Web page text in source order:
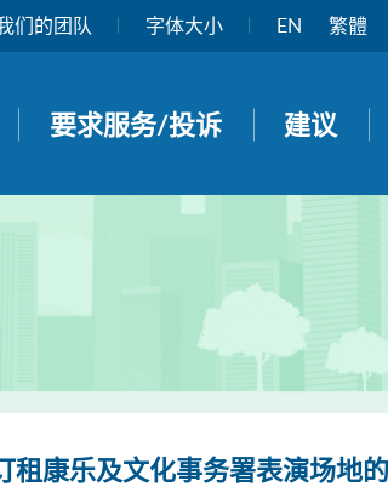
们的团队 字体大小 EN 繁體
要求服务/投诉 建议
租康乐及文化事务署表演场地